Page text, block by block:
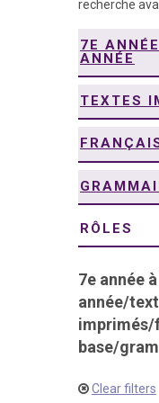
recherche
7E
ANNÉE
TEXTES
RÔLES
7e année
année/
imprimés/
base/
Clear filters